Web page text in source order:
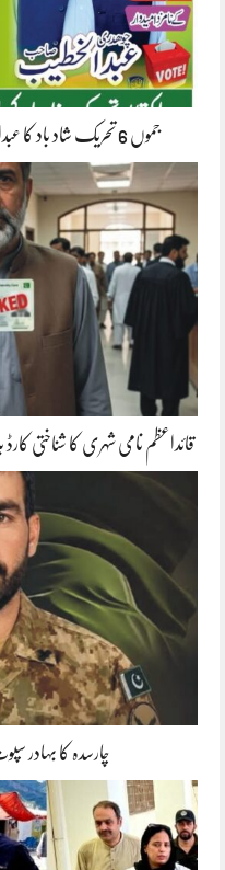
جموں 6 تحریک شاد باد کا عبدالخطیب چودھری کی حمایت کا اعلان
قائداعظم نامی شہری کا شناختی
چارسدہ کا بہادر